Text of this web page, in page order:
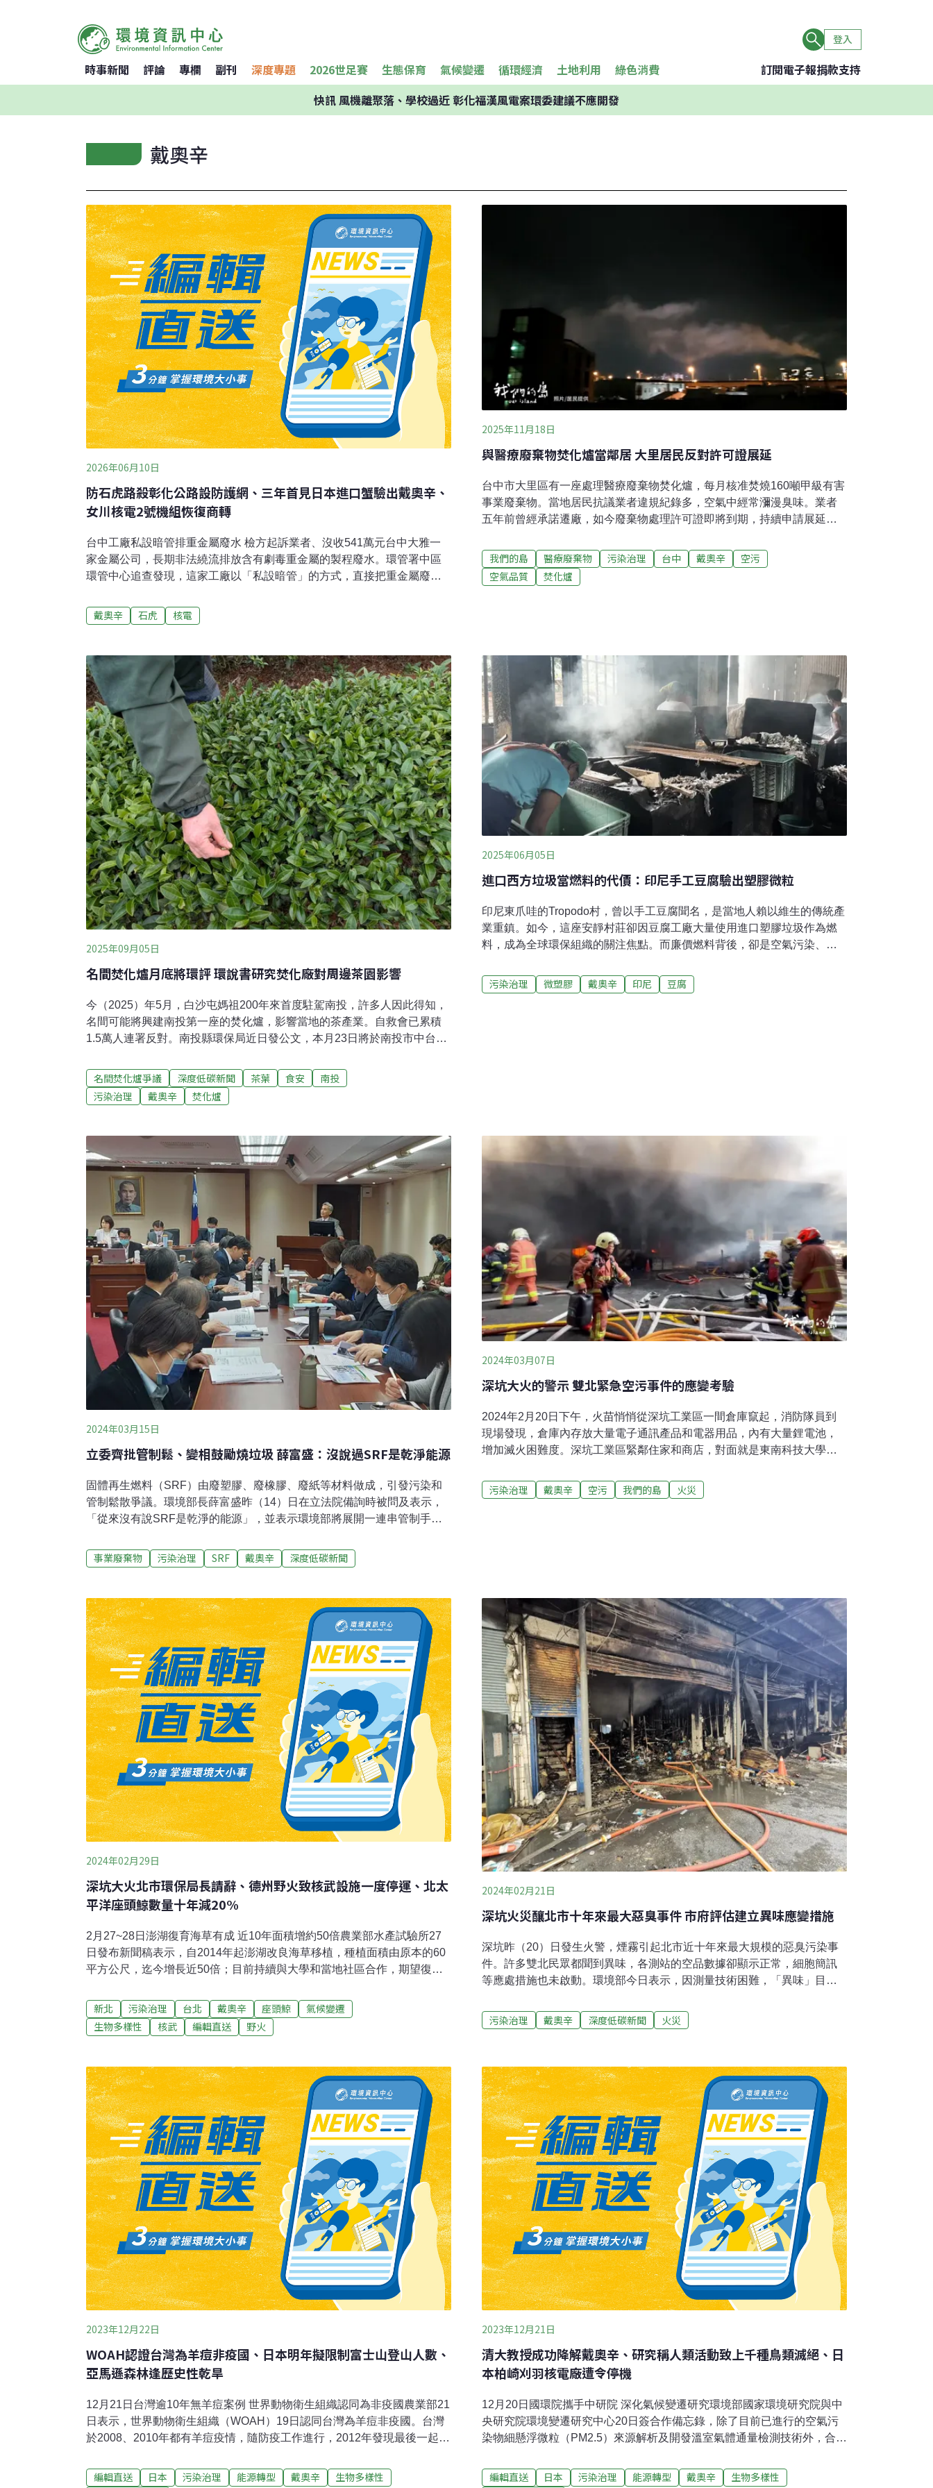
登入
時事新聞 評論 專欄 副刊 深度專題 2026世足賽 生態保育 氣候變遷 循環經濟 土地利用 綠色消費 訂閱電子報捐款支持
快訊風機離聚落、學校過近 彰化福漢風電案環委建議不應開發
戴奧辛
2026年06月10日
防石虎路殺彰化公路設防護網、三年首見日本進口蟹驗出戴奧辛、
女川核電2號機組恢復商轉
台中工廠私設暗管排重金屬廢水 檢方起訴業者、沒收541萬元台中大雅一
家金屬公司，長期非法繞流排放含有劇毒重金屬的製程廢水。環管署中區
環管中心追查發現，這家工廠以「私設暗管」的方式，直接把重金屬廢
方偵查終結，將負責人提起公訴。（公視新聞網報導）環境部成立沼氣生
質聯盟 拚2050年建百座提升綠電用電量不斷成長，但如果放任化石燃料成
立沼氣生質能資源產業聯盟，全力發展，目前已經建置50座，未來希望數
量倍增，不過目前還是面臨不少困難。業者表示，光要申請沼氣發電廠執
照就花了2年。（公視新聞網報導）
戴奧辛 石虎 核電
2025年11月18日
與醫療廢棄物焚化爐當鄰居 大里居民反對許可證展延
台中市大里區有一座處理醫療廢棄物焚化爐，每月核准焚燒160噸甲級有害
事業廢棄物。當地居民抗議業者違規紀錄多，空氣中經常瀰漫臭味。業者
五年前曾經承諾遷廠，如今廢棄物處理許可證即將到期，持續申請展延，
區設置焚化爐，處理醫療廢棄物，所在地緊鄰住宅區與學校。細長、約五
層樓高的煙囪，就隱身在大樓與橋墩之間，不分晝夜排出的煙霧，讓下風
處居民經常聞到陣陣異味。住在附近的廖先生表示，晚間煙囪仍持續排
理、血液、受污染動物屍體、殘肢及墊料類）及其混合物。看守台灣協會
秘書長謝和霖指出，這類
我們的島 醫療廢棄物 污染治理 台中 戴奧辛
空污
空氣品質
焚化爐
2025年09月05日
名間焚化爐月底將環評 環說書研究焚化廠對周邊茶園影響
今（2025）年5月，白沙屯媽祖200年來首度駐駕南投，許多人因此得知，
名間可能將興建南投第一座的焚化爐，影響當地的茶產業。自救會已累積
1.5萬人連署反對。南投縣環保局近日發公文，本月23日將於南投市中台灣
爐」）的環評初審會議。環評說明書已經上網公開，當中除了委託專家了
解焚化爐對茶葉生長的影響，也分析比較台北木柵焚化爐產生的戴奧辛與
周邊茶園的關係。
名間焚化爐爭議 深度低碳新聞 茶葉 食安
南投
污染治理
戴奧辛 焚化爐
2025年06月05日
進口西方垃圾當燃料的代價：印尼手工豆腐驗出塑膠微粒
印尼東爪哇的Tropodo村，曾以手工豆腐聞名，是當地人賴以維生的傳統產
業重鎮。如今，這座安靜村莊卻因豆腐工廠大量使用進口塑膠垃圾作為燃
料，成為全球環保組織的關注焦點。而廉價燃料背後，卻是空氣污染、戴
Sampah揭開內幕，而另一位紀錄片製作人Andre Fraser則透過影像向全球
發出警告：「當發展中國家成為廢棄物的終點站，環境與人民的健康，究
污染治理 微塑膠 戴奧辛 印尼 豆腐
2024年03月15日
立委齊批管制鬆、變相鼓勵燒垃圾 薛富盛：沒說過SRF是乾淨能源
固體再生燃料（SRF）由廢塑膠、廢橡膠、廢紙等材料做成，引發污染和
管制鬆散爭議。環境部長薛富盛昨（14）日在立法院備詢時被問及表示，
「從來沒有說SRF是乾淨的能源」，並表示環境部將展開一連串管制手
強化廠商審查，並訂定燃燒排放的管制措施。薛富盛：「沒說過SRF是乾
淨能源」立法院社會福利及衛生環境委員會昨日邀請環境部長薛富盛備
準，重點包括管制料源成分標準、規範污染防制設備，以及增訂排放標
準，但之後就沒有下文。民進黨立委林淑芬則指出，含氯有機物燃燒可能
傷害鍋爐和排放戴奧辛，但台灣的SRF只要氯含量標準小於3%就給過，反
觀韓國、歐盟分別有1%、0.2%較嚴標準。
事業廢棄物 污染治理 SRF 戴奧辛 深度低碳新聞
2024年03月07日
深坑大火的警示 雙北緊急空污事件的應變考驗
2024年2月20日下午，火苗悄悄從深坑工業區一間倉庫竄起，消防隊員到
現場發現，倉庫內存放大量電子通訊產品和電器用品，內有大量鋰電池，
增加滅火困難度。深坑工業區緊鄰住家和商店，對面就是東南科技大學，
東南風，大火產生的濃煙往下風處的文山區、新店以及中永和擴散，再加
上風速緩慢，雙北12個行政區一整晚都籠罩在刺鼻臭味中。當地里長接電
燒出什麼有害物質？ 居民的健康風險怎麼把關？民眾擔心這些東西燃燒會
產生像是戴
污染治理 戴奧辛 空污 我們的島 火災
2024年02月29日
深坑大火北市環保局長請辭、德州野火致核武設施一度停運、北太
平洋座頭鯨數量十年減20%
2月27~28日澎湖復育海草有成 近10年面積增約50倍農業部水產試驗所27
日發布新聞稿表示，自2014年起澎湖改良海草移植，種植面積由原本的60
平方公尺，迄今增長近50倍；目前持續與大學和當地社區合作，期望復育
齒魨 人工環境下台灣首例飼育在國立海洋科技博物館潮境智能海洋館的
「六斑二齒魨」今（2024）年初產卵，在館方照料下，從孵化到幼仔稚魚
成長至2個月。海科館表示，這是六斑二齒魨在人工環境下，台灣首次繁殖
新北 污染治理 台北 戴奧辛 座頭鯨
氣候變遷
生物多樣性
核武 編輯直送 野火
2024年02月21日
深坑火災釀北市十年來最大惡臭事件 市府評估建立異味應變措施
深坑昨（20）日發生火警，煙霧引起北市近十年來最大規模的惡臭污染事
件。許多雙北民眾都聞到異味，各測站的空品數據卻顯示正常，細胞簡訊
等應處措施也未啟動。環境部今日表示，因測量技術困難，「異味」目前
的應變措施，評估是否授權市長或環保局長，在異味引起普遍民怨時，就
即時反應採取必要措施。氣象署指出，預計明（22）日上午北台灣風速才
北 地形與氣候條件使污染物難消散昨日的火警位於新北市深坑北深路三段
的連棟式工廠，倉庫堆放藍芽耳機、燈具、鋰電池等物品，火勢雖在傍晚6
時撲滅，煙霧卻瀰漫至雙北多個行政區。根據監測資料，距火場最近的深
坑微型空品感測器，在昨晚8時偵測到PM2.5濃度每立方公尺50～60微克。
煙霧跨區影響北市情形，位於國立政治大學校內的木柵測站在火警發生不
久的下午2時，
污染治理 戴奧辛 深度低碳新聞 火災
2023年12月22日
WOAH認證台灣為羊痘非疫國、日本明年擬限制富士山登山人數、
亞馬遜森林逢歷史性乾旱
12月21日台灣逾10年無羊痘案例 世界動物衛生組織認同為非疫國農業部21
日表示，世界動物衛生組織（WOAH）19日認同台灣為羊痘非疫國。台灣
於2008、2010年都有羊痘疫情，隨防疫工作進行，2012年發現最後一起案
上無羊痘病例，才能符合聲明為羊痘非疫區國家；實施撲殺政策國家，不
編輯直送 日本 污染治理 能源轉型 戴奧辛 生物多樣性
2023年12月21日
清大教授成功降解戴奧辛、研究稱人類活動致上千種鳥類滅絕、日
本柏崎刈羽核電廠遭令停機
12月20日國環院攜手中研院 深化氣候變遷研究環境部國家環境研究院與中
央研究院環境變遷研究中心20日簽合作備忘錄，除了目前已進行的空氣污
染物細懸浮微粒（PM2.5）來源解析及開發溫室氣體通量檢測技術外，合作
國環院表示，希望深化合作希望將成果回饋到環境。中研院表示，氣候變
編輯直送 日本 污染治理 能源轉型 戴奧辛 生物多樣性